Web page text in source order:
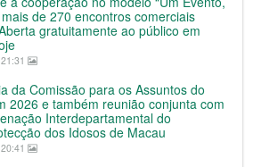
de 270 encontros comerciais
gratuitamente ao público em
da Comissão para os Assuntos do
2026 e também reunião conjunta com
Interdepartamental do
dos Idosos de Macau